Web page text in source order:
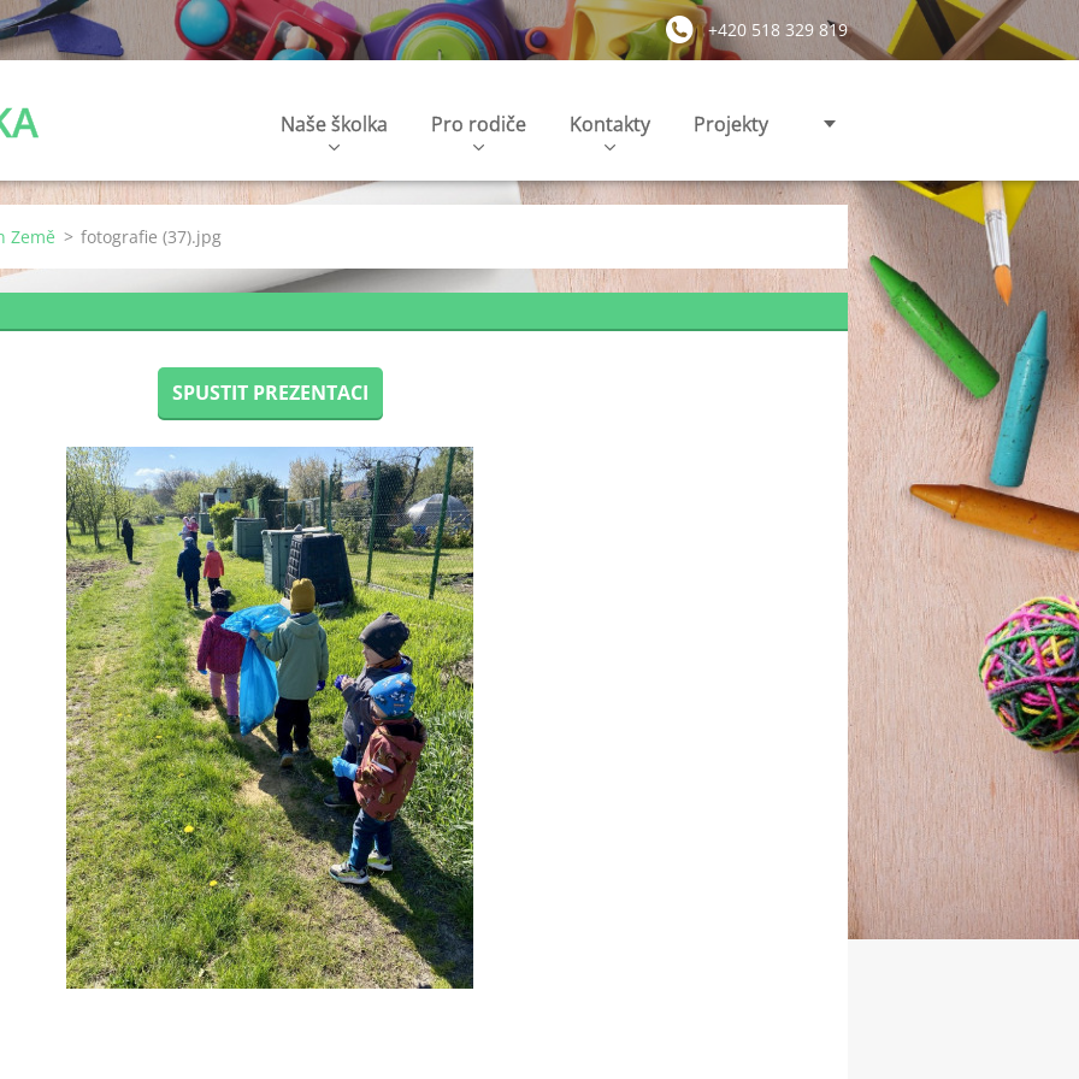
+420 518 329 819
Naše školka Pro rodiče Kontakty Projekty
Země > fotografie (37).jpg
SPUSTIT PREZENTACI